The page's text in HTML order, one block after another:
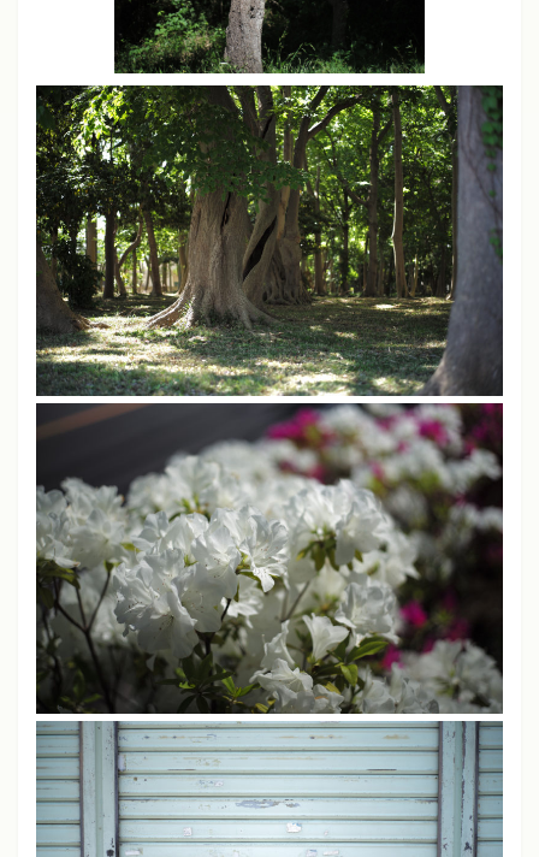
ライカM11、M10-P、M240、SL
シャープネス 中
コントラスト 中
彩度 中
ソニーα7、α7 III
クリエイティブスタイル スタンダードモード